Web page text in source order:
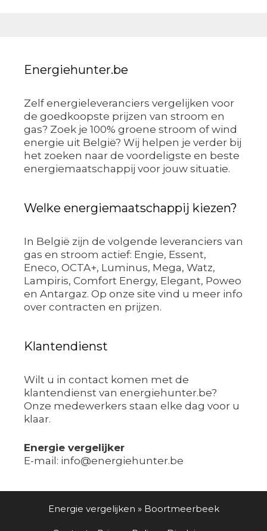
Energiehunter.be
Zelf energieleveranciers vergelijken voor
de goedkoopste prijzen van stroom en
gas? Zoek je 100% groene stroom of wind
energie uit België? Wij helpen je verder bij
het zoeken naar de voordeligste en beste
energiemaatschappij voor jouw situatie.
Welke energiemaatschappij kiezen?
In België zijn de volgende leveranciers van
gas en stroom actief: Engie, Essent,
Eneco, OCTA+, Luminus, Mega, Watz,
Lampiris, Comfort Energy, Elegant, Poweo
en Antargaz. Op onze site vind u meer info
over contracten en prijzen.
Klantendienst
Wilt u in contact komen met de
klantendienst van energiehunter.be?
Onze medewerkers staan elke dag voor u
klaar.
Energie vergelijker
E-mail: info@energiehunter.be
Energie vergelijken » Boortmeerbeek